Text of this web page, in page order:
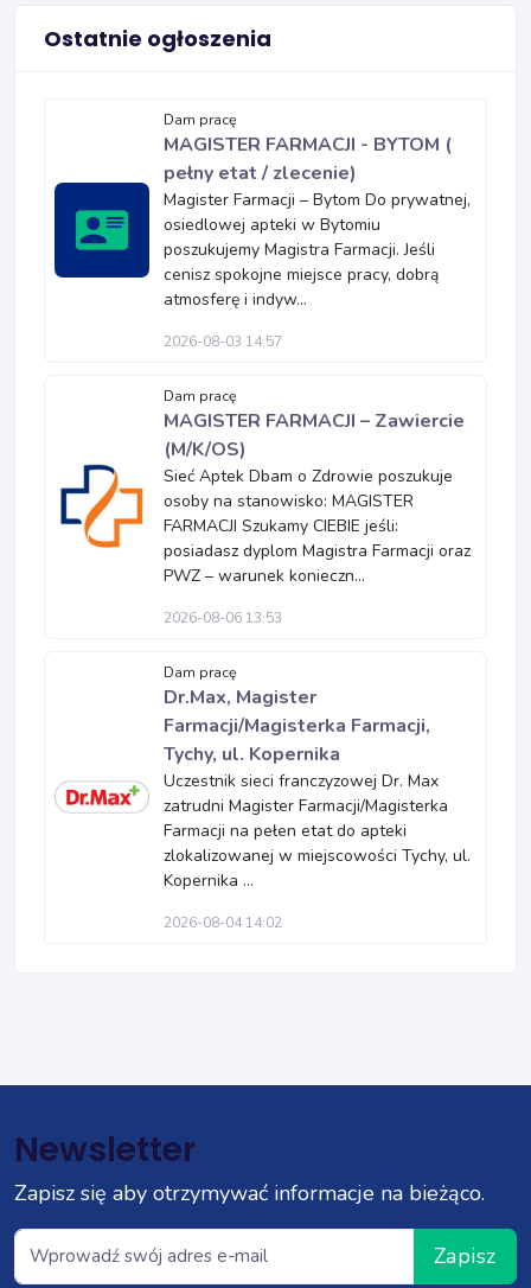
Ostatnie ogłoszenia
Dam pracę
MAGISTER FARMACJI - BYTOM (
pełny etat / zlecenie)
Magister Farmacji – Bytom Do prywatnej,
osiedlowej apteki w Bytomiu
poszukujemy Magistra Farmacji. Jeśli
cenisz spokojne miejsce pracy, dobrą
atmosferę i indyw...
2026-08-03 14:57
Dam pracę
MAGISTER FARMACJI – Zawiercie
(M/K/OS)
Sieć Aptek Dbam o Zdrowie poszukuje
osoby na stanowisko: MAGISTER
FARMACJI Szukamy CIEBIE jeśli:
posiadasz dyplom Magistra Farmacji oraz
PWZ – warunek konieczn...
2026-08-06 13:53
Dam pracę
Dr.Max, Magister
Farmacji/Magisterka Farmacji,
Tychy, ul. Kopernika
Uczestnik sieci franczyzowej Dr. Max
zatrudni Magister Farmacji/Magisterka
Farmacji na pełen etat do apteki
zlokalizowanej w miejscowości Tychy, ul.
Kopernika ...
2026-08-04 14:02
Newsletter
Zapisz się aby otrzymywać informacje na bieżąco.
Zapisz